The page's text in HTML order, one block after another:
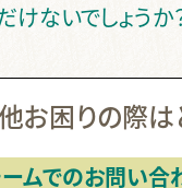
ないでしょうか
お困りの際は
ムでのお問い合